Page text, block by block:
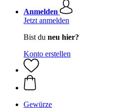
Anmelden
Jetzt anmelden
Bist du neu hier?
Konto erstellen
Gewürze